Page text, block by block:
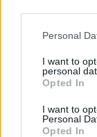
Personal
I want to
personal
Opted In
I want to
Personal
Opted In
Τρόπος χρήσης:
μαλλιών,
δράσει 3-5
Extra Tips: